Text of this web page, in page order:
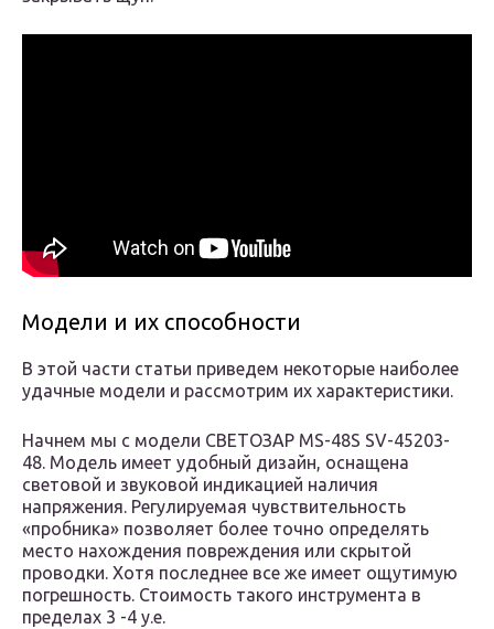
Модели и их способности
В этой части статьи приведем некоторые наиболее
удачные модели и рассмотрим их характеристики.
Начнем мы с модели СВЕТОЗАР MS-48S SV-45203-
48. Модель имеет удобный дизайн, оснащена
световой и звуковой индикацией наличия
напряжения. Регулируемая чувствительность
«пробника» позволяет более точно определять
место нахождения повреждения или скрытой
проводки. Хотя последнее все же имеет ощутимую
погрешность. Стоимость такого инструмента в
пределах 3 -4 у.е.